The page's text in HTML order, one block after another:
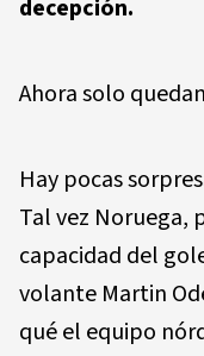
decepción.
Ahora solo
Hay pocas
Tal vez Noruega,
capacidad del
volante Martin
qué el equipo